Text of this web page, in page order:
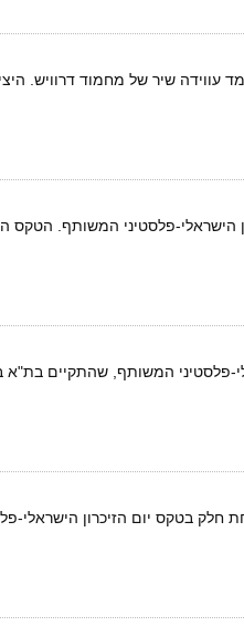
שיר של מחמוד דרוויש.
המשותף, שהתקיים בת"א ביום שלישי
חלק בטקס יום הזיכרון